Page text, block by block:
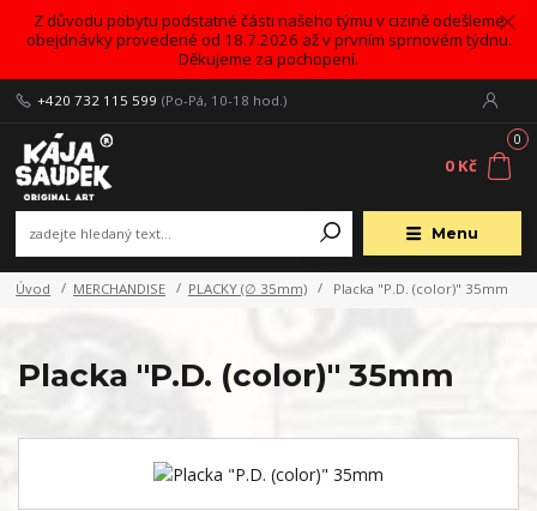
Z důvodu pobytu podstatné části našeho týmu v cizině odešleme
obejdnávky provedené od 18.7.2026 až v prvním sprnovém týdnu.
Děkujeme za pochopení.
Menu
+420 732 115 599 (Po-Pá, 10-18 hod.)
0
0 Kč
Úvod MERCHANDISE PLACKY (∅ 35mm) Placka "P.D. (color)" 35mm
Placka "P.D. (color)" 35mm